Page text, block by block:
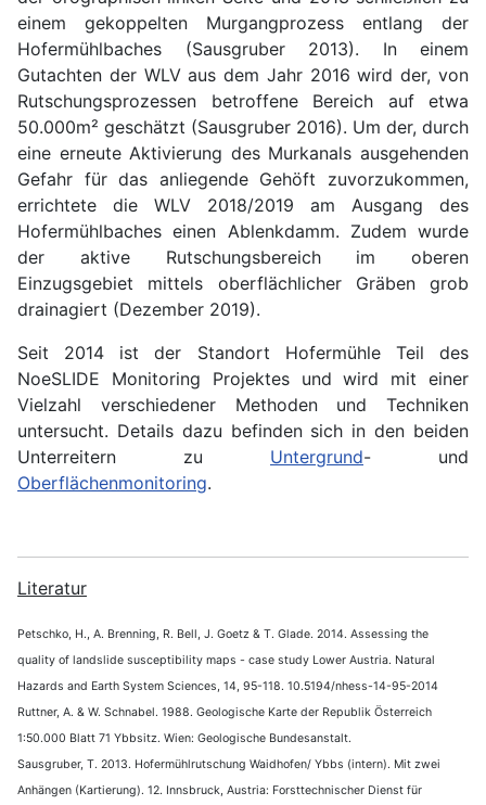
einem gekoppelten Murgangprozess entlang der
Hofermühlbaches (Sausgruber 2013). In einem
Gutachten der WLV aus dem Jahr 2016 wird der, von
Rutschungsprozessen betroffene Bereich auf etwa
50.000m² geschätzt (Sausgruber 2016). Um der, durch
eine erneute Aktivierung des Murkanals ausgehenden
Gefahr für das anliegende Gehöft zuvorzukommen,
errichtete die WLV 2018/2019 am Ausgang des
Hofermühlbaches einen Ablenkdamm. Zudem wurde
der aktive Rutschungsbereich im oberen
Einzugsgebiet mittels oberflächlicher Gräben grob
drainagiert (Dezember 2019).
Seit 2014 ist der Standort Hofermühle Teil des
NoeSLIDE Monitoring Projektes und wird mit einer
Vielzahl verschiedener Methoden und Techniken
untersucht. Details dazu befinden sich in den beiden
Unterreitern zu Untergrund- und
Oberflächenmonitoring.
Literatur
Petschko, H., A. Brenning, R. Bell, J. Goetz & T. Glade. 2014. Assessing the
quality of landslide susceptibility maps - case study Lower Austria. Natural
Hazards and Earth System Sciences, 14, 95-118. 10.5194/nhess-14-95-2014
Ruttner, A. & W. Schnabel. 1988. Geologische Karte der Republik Österreich
1:50.000 Blatt 71 Ybbsitz. Wien: Geologische Bundesanstalt.
Sausgruber, T. 2013. Hofermühlrutschung Waidhofen/ Ybbs (intern). Mit zwei
Anhängen (Kartierung). 12. Innsbruck, Austria: Forsttechnischer Dienst für